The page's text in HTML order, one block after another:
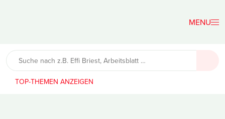
Lehrerfreund
TOP-THEMEN